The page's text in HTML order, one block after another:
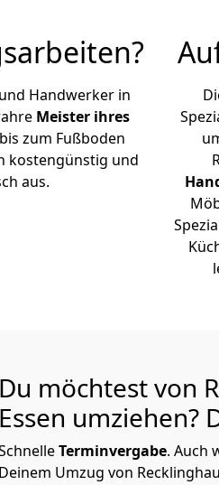
Handwerker in
Meister ihres
zum Fußboden
kostengünstig und
aus.
Du möchtest von
Essen umziehen?
Terminvergabe. Auch
Deinem Umzug von